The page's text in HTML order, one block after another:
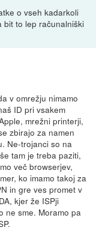
o vseh kadarkoli
bit to lep računalniški
v omrežju nimamo
ID pri vsakem
mrežni printerji,
zbirajo za namen
Ne-trojanci so na
tam je treba paziti,
več browserjev,
ko imamo takoj za
in gre ves promet v
kjer že ISPji
ne sme. Moramo pa